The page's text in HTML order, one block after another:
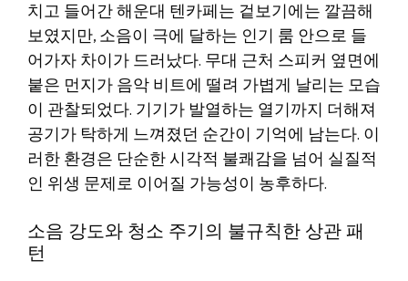
치고 들어간 해운대 텐카페는 겉보기에는 깔끔해
보였지만, 소음이 극에 달하는 인기 룸 안으로 들
어가자 차이가 드러났다. 무대 근처 스피커 옆면에
붙은 먼지가 음악 비트에 떨려 가볍게 날리는 모습
이 관찰되었다. 기기가 발열하는 열기까지 더해져
공기가 탁하게 느껴졌던 순간이 기억에 남는다. 이
러한 환경은 단순한 시각적 불쾌감을 넘어 실질적
인 위생 문제로 이어질 가능성이 농후하다.
소음 강도와 청소 주기의 불규칙한 상관 패
턴